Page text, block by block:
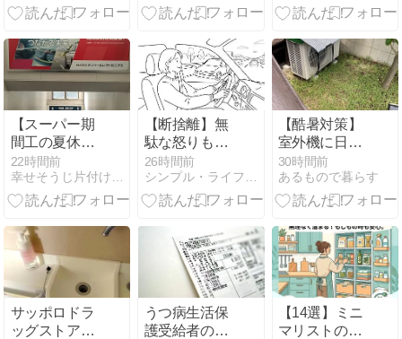
していく。
【スーパー期
間工の夏休
み】はい、10
連休ですよ
22時間前
幸せそうじ片付け共創期間工派遣ブログ
【断捨離】無
駄な怒りも手
放す！心がす
っきり整う
『感情の構
26時間前
シンプル・ライフ - 50代からの再出発
【酷暑対策】
室外機に日よ
け
30時間前
あるもので暮らす
サッポロドラ
ッグストアオ
うつ病生活保
護受給者の公
【14選】ミニ
マリストの収